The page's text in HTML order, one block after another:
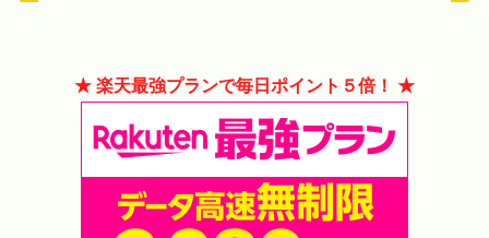
★ 楽天最強プランで毎日ポイント５倍！ ★